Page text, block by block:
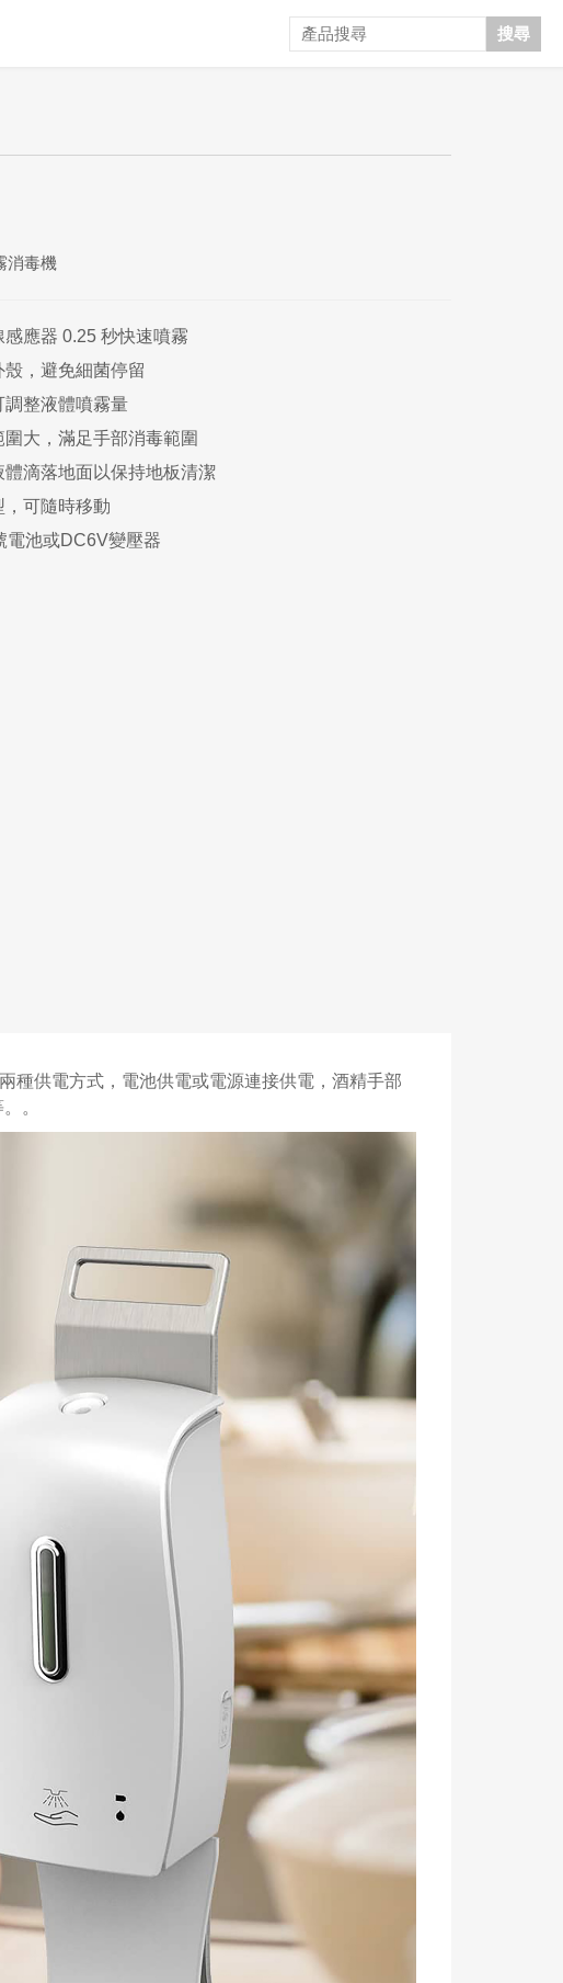
搜尋
消毒機
應器 0.25 秒快速噴霧
，避免細菌停留
調整液體噴霧量
大，滿足手部消毒範圍
體滴落地面以保持地板清潔
可隨時移動
電池或DC6V變壓器
種供電方式，電池供電或電源連接供電，酒精手部
。